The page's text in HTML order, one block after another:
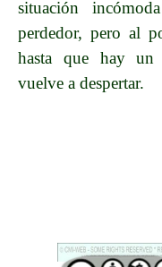
situación
perdedor, pero al
hasta que hay un
vuelve a despertar.